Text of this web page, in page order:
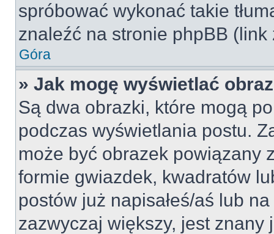
spróbować wykonać takie
znaleźć na stronie phpBB
Góra
» Jak mogę wyświetlać
Są dwa obrazki, które mogą
podczas wyświetlania postu.
może być obrazek powiązany
formie gwiazdek, kwadratów
postów już napisałeś/aś lub
zazwyczaj większy, jest